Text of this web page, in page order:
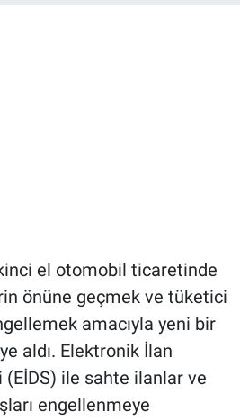
el otomobil ticaretinde
önüne geçmek ve tüketici
amacıyla yeni bir
aldı. Elektronik İlan
ile sahte ilanlar ve
engellenmeye